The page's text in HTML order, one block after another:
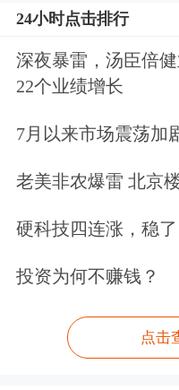
但人民币对一篮
强势，这是市场
反映。
中国实施的是以
一篮子货币进行
率制度。市场供
机制决定的，这
之义。从全球市
之间的比价，汇
24小时点击排行
深夜暴雷，汤臣倍
22个业绩增长
7月以来市场震荡加
老美非农爆雷 北京
硬科技四连涨，稳了
投资为何不赚钱？
点击